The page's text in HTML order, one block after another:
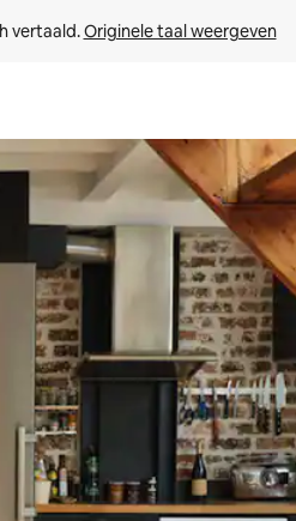
vertaald. Originele taal weergeven